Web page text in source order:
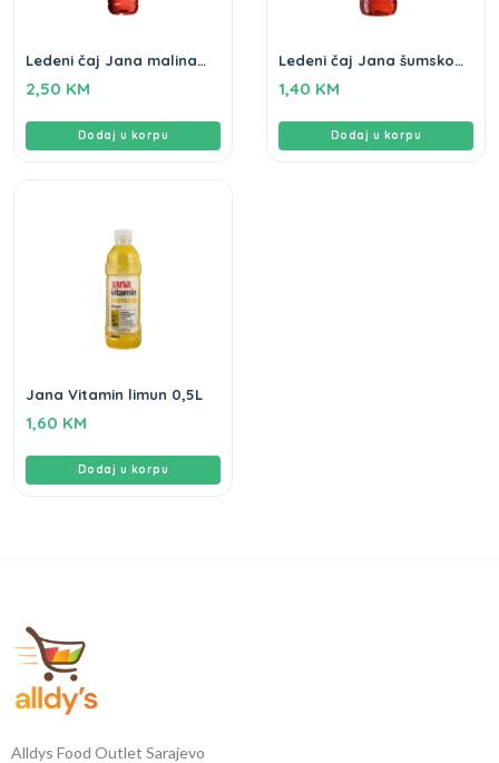
Ledeni čaj Jana malina
2,50 KM
Dodaj u korpu
Ledeni čaj Jana šumsko
1,40 KM
Dodaj u korpu
Jana Vitamin limun 0,5L
1,60 KM
Dodaj u korpu
Alldys Food Outlet Sarajevo